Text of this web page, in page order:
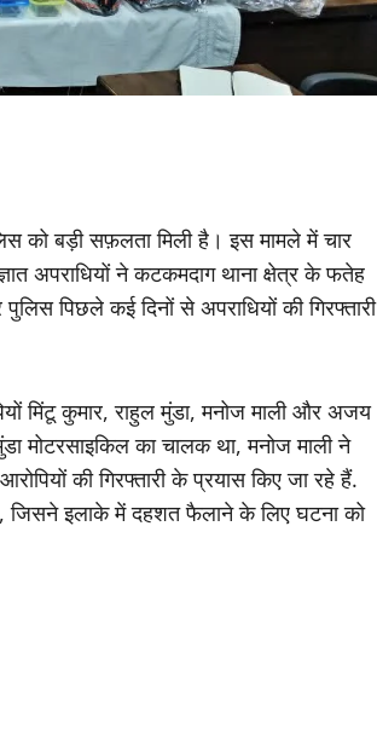
को बड़ी सफ़लता मिली है। इस मामले में चार
अपराधियों ने कटकमदाग थाना क्षेत्र के फतेह
पिछले कई दिनों से अपराधियों की गिरफ्तारी
मिंटू कुमार, राहुल मुंडा, मनोज माली और अजय
मोटरसाइकिल का चालक था, मनोज माली ने
की गिरफ्तारी के प्रयास किए जा रहे हैं.
जिसने इलाके में दहशत फैलाने के लिए घटना को